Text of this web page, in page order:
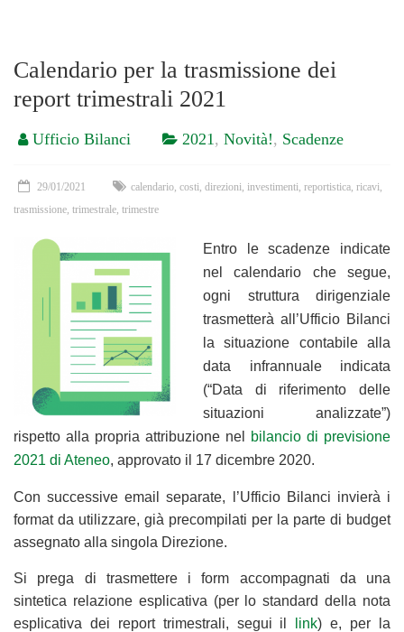
Calendario per la trasmissione dei
report trimestrali 2021
Ufficio Bilanci 2021 , Novità!, Scadenze
29/01/2021 calendario costi direzioni investimenti reportistica ricavi
trasmissione trimestrale trimestre
Entro le scadenze indicate
nel calendario che segue,
ogni struttura dirigenziale
trasmetterà all’Ufficio Bilanci
la situazione contabile alla
data infrannuale indicata
(“Data di riferimento delle
situazioni analizzate”)
rispetto alla propria attribuzione nel
bilancio di previsione
2021 di Ateneo, approvato il 17 dicembre 2020.
Con successive email separate, l’Ufficio Bilanci invierà i
format da utilizzare, già precompilati per la parte di budget
assegnato alla singola Direzione.
Si prega di trasmettere i form accompagnati da una
sintetica relazione esplicativa (per lo standard della nota
esplicativa dei report trimestrali, segui il
link) e, per la